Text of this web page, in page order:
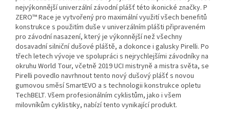
nejvýkonnější univerzální závodní plášť této ikonické značky. P
ZERO™ Race je vytvořený pro maximální využití všech benefitů
konstrukce s použitím duše v univerzálním plášti připraveném
pro závodní nasazení, který je výkonnější než všechny
dosavadní silniční dušové pláště, a dokonce i galusky Pirelli. Po
třech letech vývoje ve spolupráci s nejrychlejšími závodníky na
okruhu World Tour, včetně 2019 UCI mistryně a mistra světa, se
Pirelli povedlo navrhnout tento nový dušový plášť s novou
gumovou směsí SmartEVO a s technologii konstrukce opletu
TechBELT. Všem profesionálním cyklistům, jako i všem
milovníkům cyklistiky, nabízí tento vynikající produkt.